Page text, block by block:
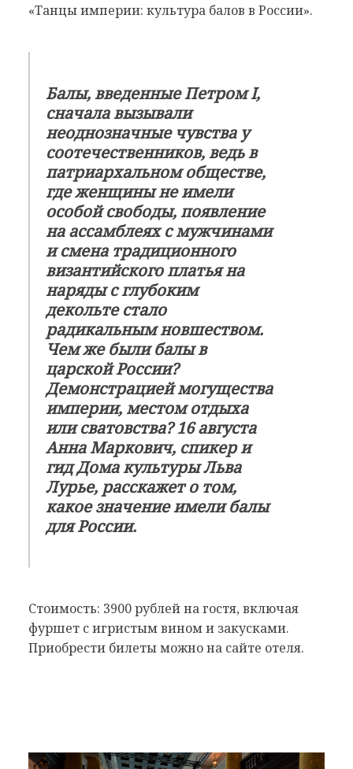
«Танцы империи: культура балов в России».
Балы, введенные Петром I,
сначала вызывали
неоднозначные чувства у
соотечественников, ведь в
патриархальном обществе,
где женщины не имели
особой свободы, появление
на ассамблеях с мужчинами
и смена традиционного
византийского платья на
наряды с глубоким
декольте стало
радикальным новшеством.
Чем же были балы в
царской России?
Демонстрацией могущества
империи, местом отдыха
или сватовства? 16 августа
Анна Маркович, спикер и
гид Дома культуры Льва
Лурье, расскажет о том,
какое значение имели балы
для России.
Стоимость: 3900 рублей на гостя, включая
фуршет с игристым вином и закусками.
Приобрести билеты можно на сайте отеля.